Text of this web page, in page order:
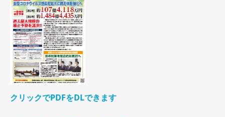
クリックでPDFをDLできます